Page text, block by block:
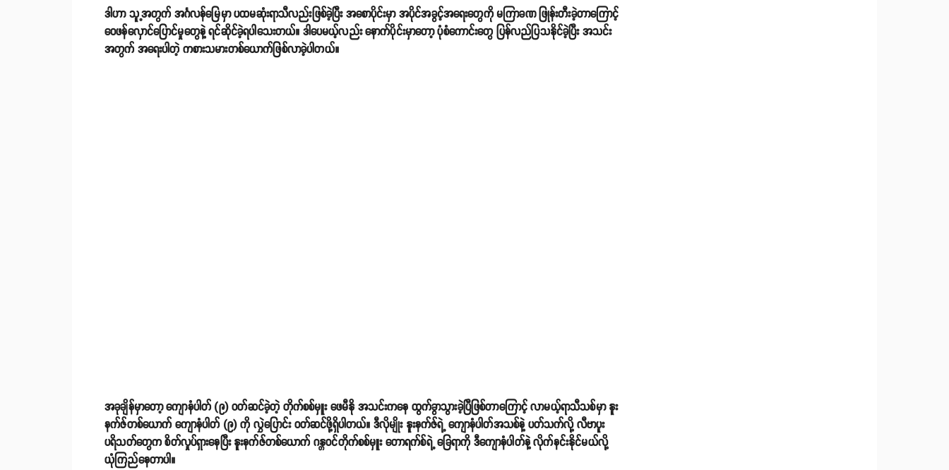
ဒါဟာ သူ့အတွက် အင်္ဂလန်မြေမှာ ပထမဆုံးရာသီလည်းဖြစ်ခဲ့ပြီး အစောပိုင်းမှာ အပိုင်အခွင့်အရေးတွေကို မကြာခဏ ဖြုန်းတီးခဲ့တာကြောင့်
ဝေဖန်လှောင်ပြောင်မှုတွေနဲ့ ရင်ဆိုင်ခဲ့ရပါသေးတယ်။ ဒါပေမယ့်လည်း နောက်ပိုင်းမှာတော့ ပုံစံကောင်းတွေ ပြန်လည်ပြသနိုင်ခဲ့ပြီး အသင်း
အတွက် အရေးပါတဲ့ ကစားသမားတစ်ယောက်ဖြစ်လာခဲ့ပါတယ်။
အခုချိန်မှာတော့ ကျောနံပါတ် (၉) ဝတ်ဆင်ခဲ့တဲ့ တိုက်စစ်မှူး ဖေမီနို အသင်းကနေ ထွက်ခွာသွားခဲ့ပြီဖြစ်တာကြောင့် လာမယ့်ရာသီသစ်မှာ နူး
နက်ဇ်တစ်ယောက် ကျောနံပါတ် (၉) ကို လွှဲပြောင်း ဝတ်ဆင်ဖို့ရှိပါတယ်။ ဒီလိုမျိုး နူးနက်ဇ်ရဲ့ ကျောနံပါတ်အသစ်နဲ့ ပတ်သက်လို့ လီဗာပူး
ပရိသတ်တွေက စိတ်လှုပ်ရှားနေပြီး နူးနက်ဇ်တစ်ယောက် ဂန္တဝင်တိုက်စစ်မှူး တောရက်စ်ရဲ့ ခြေရာကို ဒီကျောနံပါတ်နဲ့ လိုက်နင်းနိုင်မယ်လို့
ယုံကြည်နေတာပါ။